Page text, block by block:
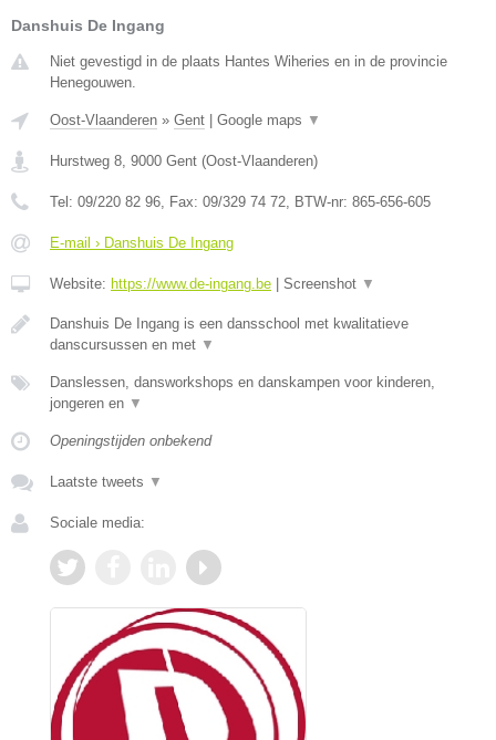
Danshuis De Ingang
Niet gevestigd in de plaats Hantes Wiheries en in de provincie
Henegouwen.
Oost-Vlaanderen » Gent Google maps ▼
Hurstweg 8 9000 Gent (Oost-Vlaanderen)
Tel: 09/220 82 96 , Fax: 09/329 74 72 , BTW-nr: 865-656-605
E-mail › Danshuis De Ingang
Website: https://www.de-ingang.be Screenshot ▼
Danshuis De Ingang is een dansschool met kwalitatieve
danscursussen en met ▼
Danslessen, dansworkshops en danskampen voor kinderen,
jongeren en ▼
Openingstijden onbekend
Laatste tweets ▼
Sociale media: